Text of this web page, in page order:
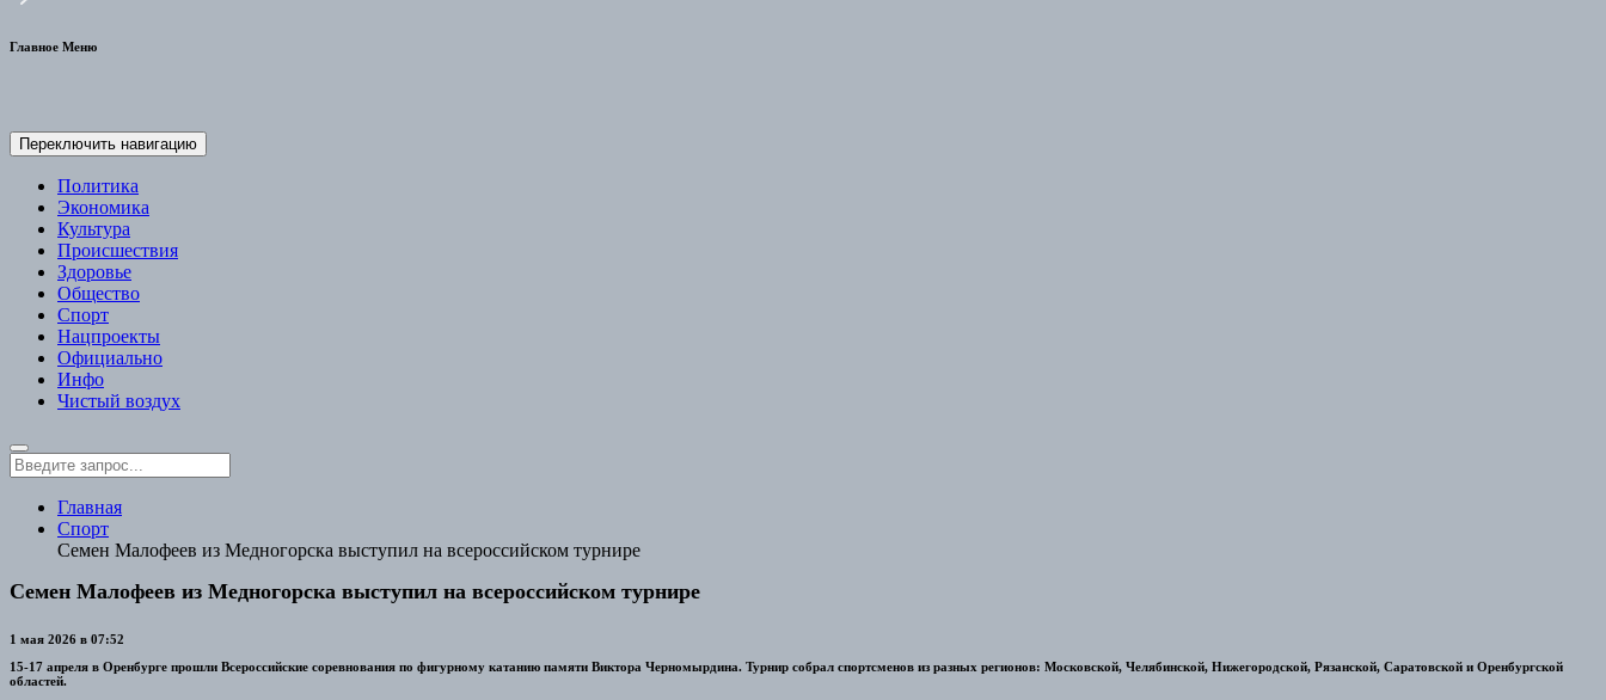
Главное Меню
Переключить навигацию
Политика
Экономика
Культура
Происшествия
Здоровье
Общество
Спорт
Нацпроекты
Официально
Инфо
Чистый воздух
Главная
Спорт
Семен Малофеев из Медногорска выступил на всероссийском турнире
Семен Малофеев из Медногорска выступил на всероссийском турнире
1 мая 2026 в 07:52
15-17 апреля в Оренбурге прошли Всероссийские соревнования по фигурному катанию памяти Виктора Черномырдина. Турнир собрал спортсменов из разных регионов: Московской, Челябинской, Нижегородской, Рязанской, Саратовской и Оренбургской
областей.